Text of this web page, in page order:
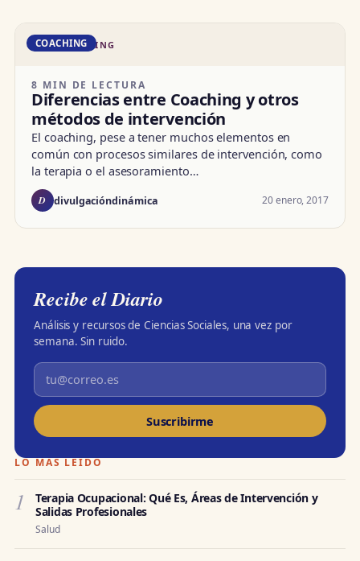
DD · COACHING
COACHING
8 MIN DE LECTURA
Diferencias entre Coaching y otros
métodos de intervención
El coaching, pese a tener muchos elementos en
común con procesos similares de intervención, como
la terapia o el asesoramiento…
D divulgacióndinámica 20 enero, 2017
Recibe el Diario
Análisis y recursos de Ciencias Sociales, una vez por
semana. Sin ruido.
Suscribirme
LO MÁS LEÍDO
1
Terapia Ocupacional: Qué Es, Áreas de Intervención y
Salidas Profesionales
Salud